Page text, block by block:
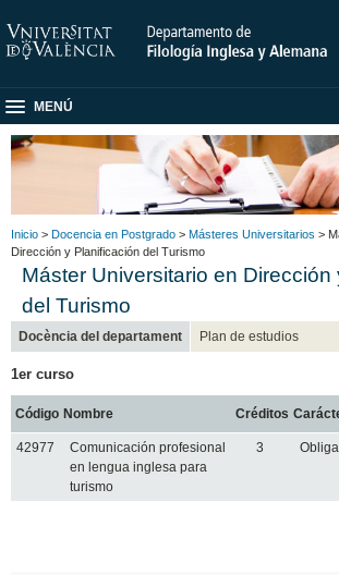
MENÚ
Inicio > Docencia en Postgrado > Másteres Universitarios >
Dirección y Planificación del Turismo
Máster Universitario en Dirección
del Turismo
Docència del departament Plan de estudios
1er curso
Código Nombre Créditos
42977
Comunicación profesional
en lengua inglesa para
turismo
3